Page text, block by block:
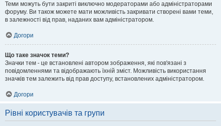
Теми можуть бути закриті виключно модераторами або адміністраторами
форуму. Ви також можете мати можливість закривати створені вами теми,
в залежності від прав, наданих вам адміністратором.
Догори
Що таке значок теми?
Значки тем - це встановлені автором зображення, які пов'язані з
повідомленнями та відображають їхній зміст. Можливість використання
значків тем залежить від прав доступу, встановлених адміністратором.
Догори
Рівні користувачів та групи